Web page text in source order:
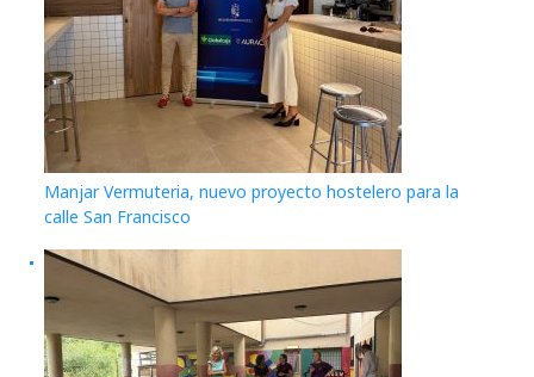
Manjar Vermuteria, nuevo proyecto hostelero para la
calle San Francisco